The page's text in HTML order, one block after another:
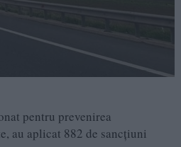
pentru prevenirea
au aplicat 882 de sancțiuni